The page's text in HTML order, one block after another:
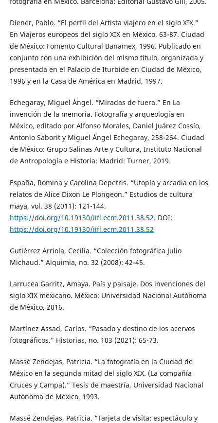
Diener, Pablo. “El perfil del Artista viajero en el siglo XIX.”
En Viajeros europeos del siglo XIX en México. 63-87. Ciudad
de México: Fomento Cultural Banamex, 1996. Publicado en
conjunto con una exhibición del mismo título, organizada y
presentada en el Palacio de Iturbide en Ciudad de México,
1996 y en la Casa de América en Madrid, 1997.
Echegaray, Miguel Ángel. “Miradas de fuera.” En La
invención de la memoria. Fotografía y arqueología en
México, editado por Alfonso Morales, Daniel Juárez Cossío,
Antonio Saborit y Miguel Ángel Echegaray, 258-264. Ciudad
de México: Grupo Salinas Arte y Cultura, Instituto Nacional
de Antropología e Historia; Madrid: Turner, 2019.
España, Romina y Carolina Depetris. “Utopía y arcadia en los
relatos de Alice Dixon Le Plongeon.” Estudios de cultura
maya, vol. 38 (2011): 121-144.
https://doi.org/10.19130/iifl.ecm.2011.38.52. DOI:
https://doi.org/10.19130/iifl.ecm.2011.38.52
Gutiérrez Arriola, Cecilia. “Colección fotográfica Julio
Michaud.” Alquimia, no. 32 (2008): 42-45.
Larrucea Garritz, Amaya. País y paisaje. Dos invenciones del
siglo XIX mexicano. México: Universidad Nacional Autónoma
de México, 2016.
Martínez Assad, Carlos. “Pasado y destino de los acervos
fotográficos.” Historias, no. 103 (2021): 65-73.
Massé Zendejas, Patricia. “La fotografía en la Ciudad de
México en la segunda mitad del siglo XIX. (La compañía
Cruces y Campa).” Tesis de maestría, Universidad Nacional
Autónoma de México, 1993.
Massé Zendejas, Patricia. “Tarjeta de visita: espectáculo y